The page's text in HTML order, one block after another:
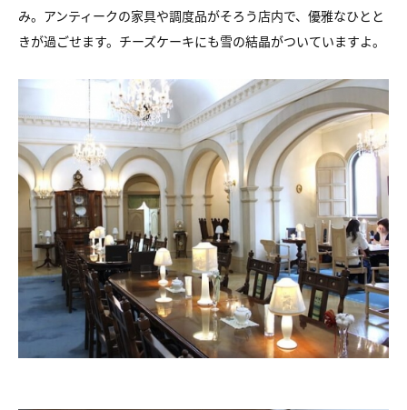
み。アンティークの家具や調度品がそろう店内で、優雅なひとと
きが過ごせます。チーズケーキにも雪の結晶がついていますよ。